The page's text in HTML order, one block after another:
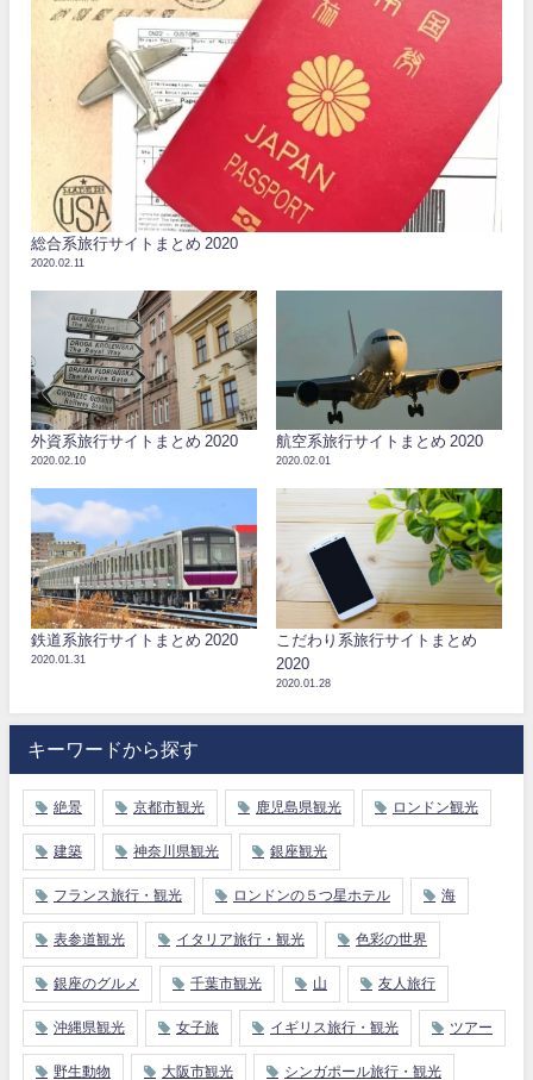
総合系旅行サイトまとめ 2020
2020.02.11
外資系旅行サイトまとめ 2020
2020.02.10
航空系旅行サイトまとめ 2020
2020.02.01
鉄道系旅行サイトまとめ 2020
2020.01.31
こだわり系旅行サイトまとめ
2020
2020.01.28
キーワードから探す
絶景 京都市観光 鹿児島県観光 ロンドン観光
建築 神奈川県観光 銀座観光
フランス旅行・観光 ロンドンの５つ星ホテル 海
表参道観光 イタリア旅行・観光 色彩の世界
銀座のグルメ 千葉市観光 山 友人旅行
沖縄県観光 女子旅 イギリス旅行・観光 ツアー
野生動物 大阪市観光 シンガポール旅行・観光